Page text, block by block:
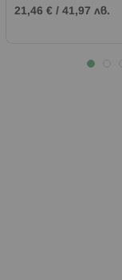
21,46 € / 41,97 лв.